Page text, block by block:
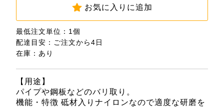
お気に入りに追加
最低注文単位：1個
配達目安：ご注文から4日
在庫：あり
【用途】
パイプや鋼板などのバリ取り。
機能・特徴 砥材入りナイロンなので適度な研磨を